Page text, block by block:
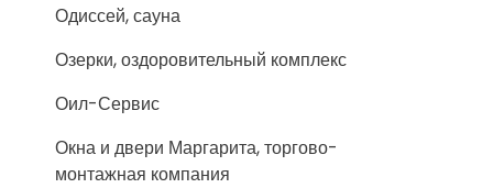
Одиссей, сауна
Озерки, оздоровительный комплекс
Оил-Сервис
Окна и двери Маргарита, торгово-
монтажная компания